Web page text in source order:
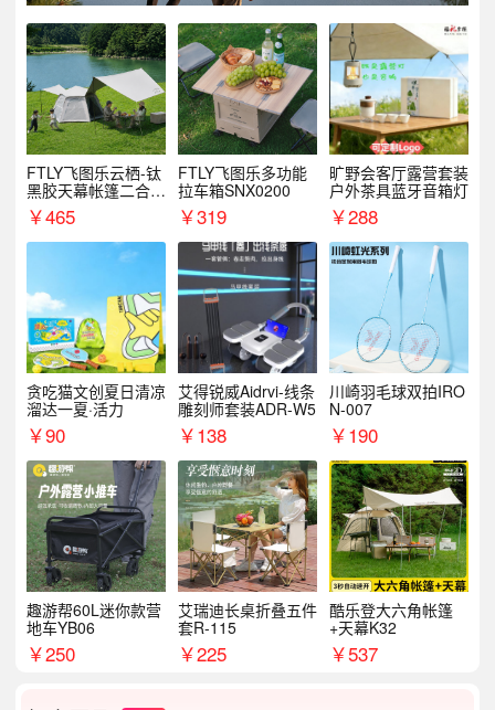
FTLY飞图乐云栖-钛
黑胶天幕帐篷二合一
TMTZ0201
￥465
FTLY飞图乐多功能
拉车箱SNX0200
￥319
旷野会客厅露营套装
户外茶具蓝牙音箱灯
￥288
贪吃猫文创夏日清凉
溜达一夏·活力
￥90
艾得锐威Aidrvi-线条
雕刻师套装ADR-W5
￥138
川崎羽毛球双拍IRO
N-007
￥190
趣游帮60L迷你款营
地车YB06
￥250
艾瑞迪长桌折叠五件
套R-115
￥225
酷乐登大六角帐篷
+天幕K32
￥537